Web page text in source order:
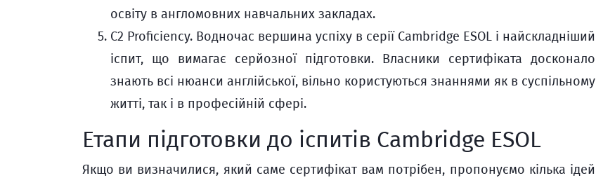
освіту в англомовних навчальних закладах.
C2 Proficiency. Водночас вершина успіху в серії Cambridge ESOL і найскладніший
іспит, що вимагає серйозної підготовки. Власники сертифіката досконало
знають всі нюанси англійської, вільно користуються знаннями як в суспільному
житті, так і в професійній сфері.
Етапи підготовки до іспитів Cambridge ESOL
Якщо ви визначилися, який саме сертифікат вам потрібен, пропонуємо кілька ідей